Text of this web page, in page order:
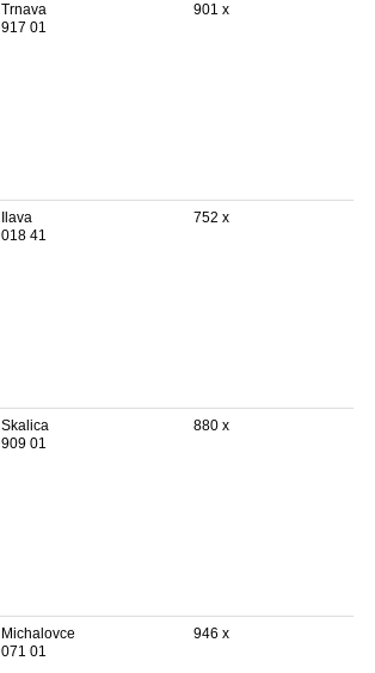
Trnava
917 01
901 x
Ilava
018 41
752 x
Skalica
909 01
880 x
Michalovce
071 01
946 x